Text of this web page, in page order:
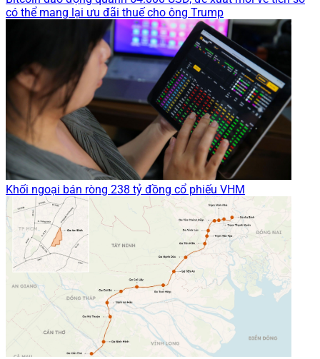
có thể mang lại ưu đãi thuế cho ông Trump
Khối ngoại bán ròng 238 tỷ đồng cổ phiếu VHM